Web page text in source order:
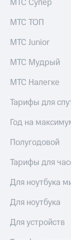
МТС Супер
МТС ТОП
МТС Junior
МТС Мудрый
МТС Налегке
Тарифы для
Год на
Полугодовой
Тарифы для
Для ноутбука
Для ноутбука
Для устройств